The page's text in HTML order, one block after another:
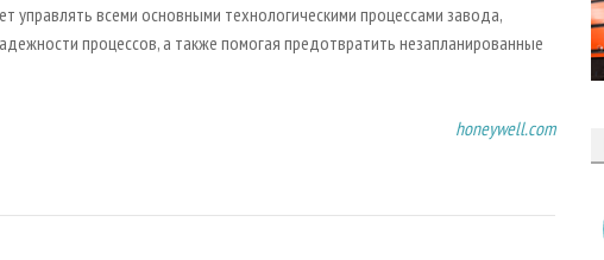
всеми основными технологическими процессами завода,
процессов, а также помогая предотвратить незапланированные
honeywell.com